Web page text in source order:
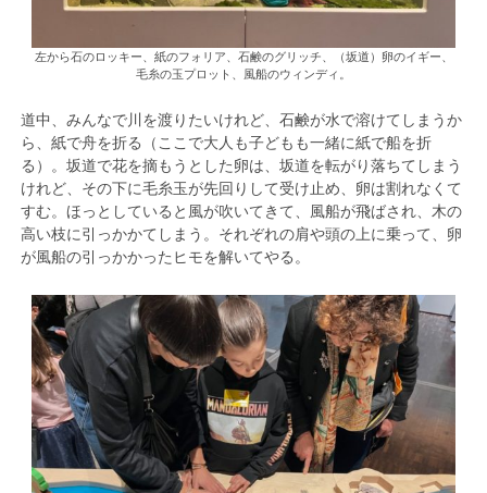
左から石のロッキー、紙のフォリア、石鹸のグリッチ、（坂道）卵のイギー、
毛糸の玉プロット、風船のウィンディ。
道中、みんなで川を渡りたいけれど、石鹸が水で溶けてしまうか
ら、紙で舟を折る（ここで大人も子どもも一緒に紙で船を折
る）。坂道で花を摘もうとした卵は、坂道を転がり落ちてしまう
けれど、その下に毛糸玉が先回りして受け止め、卵は割れなくて
すむ。ほっとしていると風が吹いてきて、風船が飛ばされ、木の
高い枝に引っかかてしまう。それぞれの肩や頭の上に乗って、卵
が風船の引っかかったヒモを解いてやる。